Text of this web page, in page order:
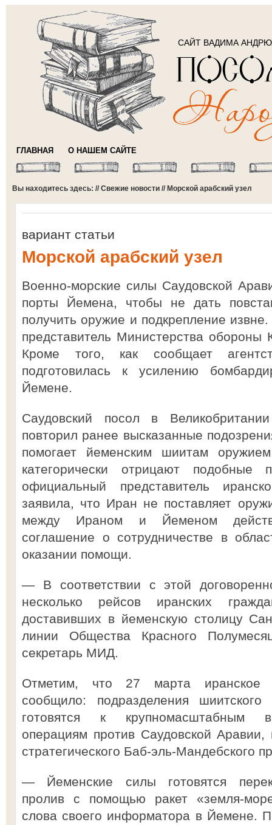
САЙТ ВАДИМА
ГЛАВНАЯ О НАШЕМ САЙТЕ
Вы находитесь здесь: //Свежие новости // Морской арабский узел
вариант статьи
Морской арабский узел
Военно-морские силы Саудовской
порты Йемена, чтобы не дать
получить оружие и подкрепление
представитель Министерства обороны
Кроме того, как сообщает
подготовилась к усилению
Йемене.
Саудовский посол в
повторил ранее высказанные
помогает йеменским шиитам
категорически отрицают подобные
официальный представитель
заявила, что Иран не поставляет
между Ираном и Йеменом
соглашение о сотрудничестве в
оказании помощи.
— В соответствии с этой
несколько рейсов иранских
доставивших в йеменскую столицу
линии Общества Красного
секретарь МИД.
Отметим, что 27 марта иранское
сообщило: подразделения
готовятся к крупномасштабным
операциям против Саудовской
стратегического Баб-эль-Мандебского
— Йеменские силы готовятся
пролив с помощью ракет «земля-
слова своего информатора в Йемене.